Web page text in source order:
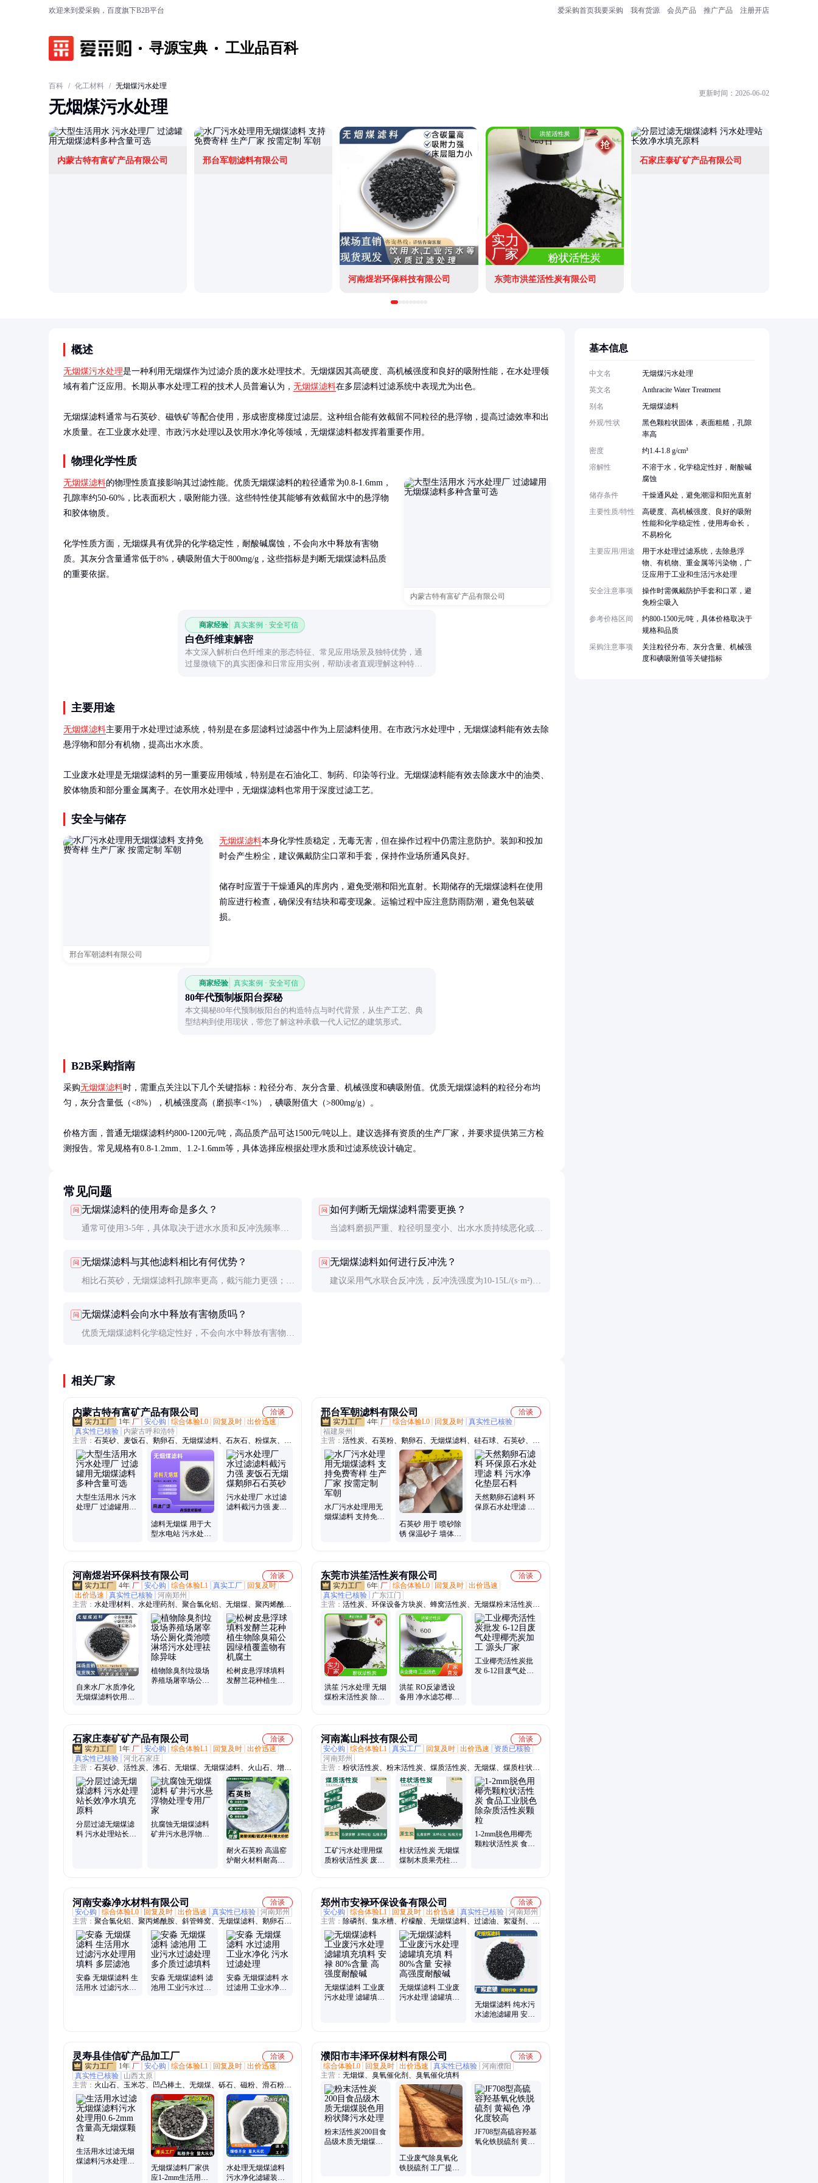
欢迎来到爱采购，百度旗下B2B平台 爱采购首页我要采购 我有货源 会员产品 推广产品 注册开店
寻源宝典 工业品百科
百科 / 化工材料 / 无烟煤污水处理
无烟煤污水处理
更新时间：2026-06-02
内蒙古特有富矿产品有限公司 邢台军朝滤料有限公司
河南煜岩环保科技有限公司 东莞市洪笙活性炭有限公司
石家庄泰矿矿产品有限公司
概述
无烟煤污水处理是一种利用无烟煤作为过滤介质的废水处理技术。无烟煤因其高硬度、高机械强度和良好的吸附性能，在水处理领
域有着广泛应用。长期从事水处理工程的技术人员普遍认为， 无烟煤滤料在多层滤料过滤系统中表现尤为出色。
无烟煤滤料通常与石英砂、磁铁矿等配合使用，形成密度梯度过滤层。这种组合能有效截留不同粒径的悬浮物，提高过滤效率和出
水质量。在工业废水处理、市政污水处理以及饮用水净化等领域，无烟煤滤料都发挥着重要作用。
物理化学性质
内蒙古特有富矿产品有限公司
无烟煤滤料的物理性质直接影响其过滤性能。优质无烟煤滤料的粒径通常为0.8-1.6mm，
孔隙率约50-60%，比表面积大，吸附能力强。这些特性使其能够有效截留水中的悬浮物
和胶体物质。
化学性质方面，无烟煤具有优异的化学稳定性，耐酸碱腐蚀，不会向水中释放有害物
质。其灰分含量通常低于8%，碘吸附值大于800mg/g，这些指标是判断无烟煤滤料品质
的重要依据。
商家经验 真实案例 · 安全可信
白色纤维束解密
本文深入解析白色纤维束的形态特征、常见应用场景及独特优势，通
过显微镜下的真实图像和日常应用实例，帮助读者直观理解这种特殊
主要用途
无烟煤滤料主要用于水处理过滤系统，特别是在多层滤料过滤器中作为上层滤料使用。在市政污水处理中，无烟煤滤料能有效去除
悬浮物和部分有机物，提高出水水质。
工业废水处理是无烟煤滤料的另一重要应用领域，特别是在石油化工、制药、印染等行业。无烟煤滤料能有效去除废水中的油类、
胶体物质和部分重金属离子。在饮用水处理中，无烟煤滤料也常用于深度过滤工艺。
安全与储存
邢台军朝滤料有限公司
无烟煤滤料本身化学性质稳定，无毒无害，但在操作过程中仍需注意防护。装卸和投加
时会产生粉尘，建议佩戴防尘口罩和手套，保持作业场所通风良好。
储存时应置于干燥通风的库房内，避免受潮和阳光直射。长期储存的无烟煤滤料在使用
前应进行检查，确保没有结块和霉变现象。运输过程中应注意防雨防潮，避免包装破
损。
商家经验 真实案例 · 安全可信
80年代预制板阳台探秘
本文揭秘80年代预制板阳台的构造特点与时代背景，从生产工艺、典
型结构到使用现状，带您了解这种承载一代人记忆的建筑形式。
B2B采购指南
采购无烟煤滤料时，需重点关注以下几个关键指标：粒径分布、灰分含量、机械强度和碘吸附值。优质无烟煤滤料的粒径分布均
匀，灰分含量低（<8%），机械强度高（磨损率<1%），碘吸附值大（>800mg/g）。
价格方面，普通无烟煤滤料约800-1200元/吨，高品质产品可达1500元/吨以上。建议选择有资质的生产厂家，并要求提供第三方检
测报告。常见规格有0.8-1.2mm、1.2-1.6mm等，具体选择应根据处理水质和过滤系统设计确定。
常见问题
问 无烟煤滤料的使用寿命是多久？
通常可使用3-5年，具体取决于进水水质和反冲洗频率。
问 如何判断无烟煤滤料需要更换？
当滤料磨损严重、粒径明显变小、出水水质持续恶化或反
问 无烟煤滤料与其他滤料相比有何优势？
相比石英砂，无烟煤滤料孔隙率更高，截污能力更强；相
问 无烟煤滤料如何进行反冲洗？
建议采用气水联合反冲洗，反冲洗强度为10-15L/(s·m²)，
问 无烟煤滤料会向水中释放有害物质吗？
优质无烟煤滤料化学稳定性好，不会向水中释放有害物
相关厂家
内蒙古特有富矿产品有限公司
洽谈
1年 厂 安心购 综合体验L0 回复及时 出价迅速
真实性已核验
内蒙古呼和浩特
主营： 石英砂、麦饭石、鹅卵石、无烟煤滤料、石灰石、粉煤灰、蛭
石、过滤滤材、火山石、叶腊石
大型生活用水 污水
处理厂 过滤罐用无
滤料无烟煤 用于大
型水电站 污水处理
污水处理厂 水过滤
滤料截污力强 麦饭
邢台军朝滤料有限公司
洽谈
4年 厂 综合体验L0 回复及时 真实性已核验
福建泉州
主营： 活性炭、石英粉、鹅卵石、无烟煤滤料、硅石球、石英砂、锰
砂滤料、人工沙滩海沙
水厂污水处理用无
烟煤滤料 支持免费
石英砂 用于 喷砂除
锈 保温砂子 墙体砂
天然鹅卵石滤料 环
保原石水处理滤 料
河南煜岩环保科技有限公司
洽谈
4年 厂 安心购 综合体验L1 真实工厂
回复及时
出价迅速
真实性已核验 河南郑州
主营： 水处理材料、水处理药剂、聚合氯化铝、无烟煤、聚丙烯酰
胺、消泡剂、工业葡萄糖、醋酸钠、聚合硫酸铁、活性炭、湿地填料
改性剂、除臭剂、硫酸亚铁、锁磷剂、蜂窝斜管填料、微生物菌种、
纤维球、火山岩、石英砂、竹炭、沸石、多面空心球、悬浮球、彗星
式滤料
自来水厂水质净化
无烟煤滤料饮用水
植物除臭剂垃圾场
养殖场屠宰场公厕
松树皮悬浮球填料
发酵兰花种植生物
东莞市洪笙活性炭有限公司
洽谈
6年 厂 综合体验L0 回复及时 出价迅速
真实性已核验
广东江门
主营： 活性炭、环保设备方块炭、蜂窝活性炭、无烟煤粉末活性炭、
椰壳活性碳、木质活性炭、煤质活性碳、柱状活性炭、电镀活性炭、
粉炭、颗粒活性炭
洪笙 污水处理 无烟
煤粉末活性炭 除杂
洪笙 RO反渗透设
备用 净水滤芯椰壳
工业椰壳活性炭批
发 6-12目废气处理
石家庄泰矿矿产品有限公司
洽谈
1年 厂 安心购 综合体验L1 回复及时 出价迅速
真实性已核验 河北石家庄
主营： 石英砂、活性炭、沸石、无烟煤、无烟煤滤料、火山石、增碳
剂、堇青石粉、活性白土、硅藻土、高纯石英砂、椰壳活性炭、煅烧
高岭土、沸石颗粒、火山石颗粒、工业硅藻土、漂白土、萤石粉、米
白圆粒沙、五彩玉石米、五彩玉石、硅酸铝纤维、重钙、轻钙
分层过滤无烟煤滤
料 污水处理站长效
抗腐蚀无烟煤滤料
矿井污水悬浮物处
耐火石英粉 高温窑
炉耐火材料耐高温
河南嵩山科技有限公司
洽谈
安心购
综合体验L1 真实工厂 回复及时 出价迅速
资质已核验
河南郑州
主营： 粉状活性炭、粉末活性炭、煤质活性炭、无烟煤、煤质柱状活
性炭、木质活性炭、柱状活性炭、椰壳活性炭、果壳活性炭、污水处
理活性炭、净水活性炭、脱色活性炭、脱硫活性炭、酒用活性炭、水
处理活性炭、活性炭粉、垃圾焚烧活性炭、空气净化活性炭、化水净
气活性炭、颗粒活性炭、煤质粉状活性炭、木质粉状活性炭、脱硫脱
硝活性炭、石油化工活性炭、活性炭粉末、工业用活性炭
工矿污水处理用煤
质粉状活性炭 废气
柱状活性炭 无烟煤
煤制木质果壳柱状
1-2mm脱色用椰壳
颗粒状活性炭 食品
河南安淼净水材料有限公司
洽谈
安心购
综合体验L0 回复及时 出价迅速 真实性已核验 河南郑州
主营： 聚合氯化铝、聚丙烯酰胺、斜管蜂窝、无烟煤滤料、鹅卵石、
不锈钢集水槽、曝气器、纤维球、排水帽、液面覆盖球、悬浮填料、
柱状活性炭、石英砂、分子筛、泡沫滤珠、生物陶粒、铝酸钙粉、混
凝土滤板
安淼 无烟煤滤料 生
活用水 过滤污水处
安淼 无烟煤滤料 滤
池用 工业污水过滤
安淼 无烟煤滤料 水
过滤用 工业水净化
郑州市安禄环保设备有限公司
洽谈
安心购
综合体验L1 回复及时 出价迅速 真实性已核验 河南郑州
主营： 除磷剂、集水槽、柠檬酸、无烟煤滤料、过滤油、絮凝剂、火
山石、纤维球、工业盐、硅藻土、硫酸锌、调节剂、乙酸钠、排水
帽、白刚玉、活性炭、预制板、陶粒滤料、塑料斜管、蜂窝斜管、弹
性填料、七水亚铁、瓷砂滤料、滤头滤帽、培菌棉球、卵石滤料
无烟煤滤料 工业废
污水处理 滤罐填充
无烟煤滤料 工业废
污水处理 滤罐填充
无烟煤滤料 纯水污
水滤池滤罐用 安禄
灵寿县佳信矿产品加工厂
洽谈
1年 厂 安心购 综合体验L1 回复及时 出价迅速
真实性已核验
山西太原
主营： 火山石、玉米芯、凹凸棒土、无烟煤、砾石、磁粉、滑石粉、
硅藻土、贝壳粉、膨润土、珍珠岩、发酵松树皮
生活用水过滤无烟
煤滤料污水处理用
无烟煤滤料厂家供
应1-2mm生活用水
水处理无烟煤滤料
污水净化滤罐装填
濮阳市丰泽环保材料有限公司
洽谈
综合体验L0
回复及时 出价迅速 真实性已核验 河南濮阳
主营： 无烟煤、臭氧催化剂、臭氧催化填料
粉末活性炭200目食
品级木质无烟煤脱
工业废气除臭氧化
铁脱硫剂 工厂提供
JF708型高硫容羟基
氧化铁脱硫剂 黄褐
基本信息
中文名
无烟煤污水处理
英文名
Anthracite Water Treatment
别名
无烟煤滤料
外观/性状
黑色颗粒状固体，表面粗糙，孔隙
率高
密度
约1.4-1.8 g/cm³
溶解性
不溶于水，化学稳定性好，耐酸碱
腐蚀
储存条件
干燥通风处，避免潮湿和阳光直射
主要性质/特性
高硬度、高机械强度、良好的吸附
性能和化学稳定性，使用寿命长，
不易粉化
主要应用/用途
用于水处理过滤系统，去除悬浮
物、有机物、重金属等污染物，广
泛应用于工业和生活污水处理
安全注意事项
操作时需佩戴防护手套和口罩，避
免粉尘吸入
参考价格区间
约800-1500元/吨，具体价格取决于
规格和品质
采购注意事项
关注粒径分布、灰分含量、机械强
度和碘吸附值等关键指标